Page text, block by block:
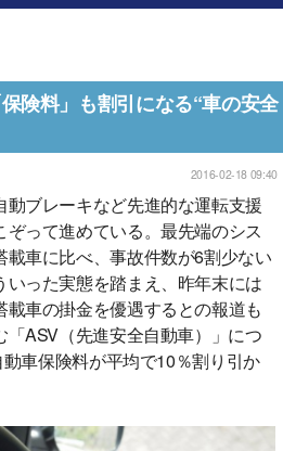
険料」も割引になる“車の安全
2016-02-18 09:40
ブレーキなど先進的な運転支援
って進めている。最先端のシス
車に比べ、事故件数が6割少ない
った実態を踏まえ、昨年末には
車の掛金を優遇するとの報道も
ASV（先進安全自動車）」につ
車保険料が平均で10％割り引か